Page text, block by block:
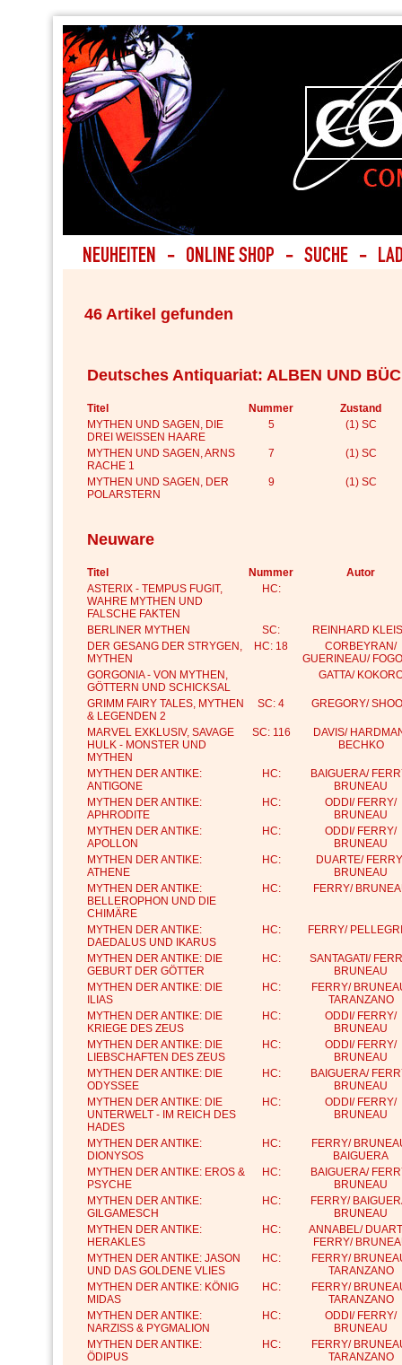
46 Artikel gefunden
Deutsches Antiquariat: ALBEN UND
Titel Nummer
Zustand
MYTHEN UND SAGEN, DIE
DREI WEISSEN HAARE
5 (1) SC
MYTHEN UND SAGEN, ARNS
RACHE 1
7 (1) SC
MYTHEN UND SAGEN, DER
POLARSTERN
9 (1) SC
Neuware
Titel Nummer
Autor
ASTERIX - TEMPUS FUGIT,
WAHRE MYTHEN UND
FALSCHE FAKTEN
HC:
BERLINER MYTHEN SC:
REINHARD
DER GESANG DER STRYGEN,
MYTHEN
HC: 18
CORBEYRAN/
GUERINEAU/
GORGONIA - VON MYTHEN,
GÖTTERN UND SCHICKSAL
GATTA/
GRIMM FAIRY TALES, MYTHEN
& LEGENDEN 2
SC: 4 GREGORY/
MARVEL EXKLUSIV, SAVAGE
HULK - MONSTER UND
MYTHEN
SC: 116
DAVIS/
BECHKO
MYTHEN DER ANTIKE:
ANTIGONE
HC:
BAIGUERA/
BRUNEAU
MYTHEN DER ANTIKE:
APHRODITE
HC:
ODDI/ FERRY/
BRUNEAU
MYTHEN DER ANTIKE:
APOLLON
HC:
ODDI/ FERRY/
BRUNEAU
MYTHEN DER ANTIKE:
ATHENE
HC:
DUARTE/
BRUNEAU
MYTHEN DER ANTIKE:
BELLEROPHON UND DIE
CHIMÄRE
HC: FERRY/
MYTHEN DER ANTIKE:
DAEDALUS UND IKARUS
HC: FERRY/
MYTHEN DER ANTIKE: DIE
GEBURT DER GÖTTER
HC:
SANTAGATI/
BRUNEAU
MYTHEN DER ANTIKE: DIE
ILIAS
HC:
FERRY/
TARANZANO
MYTHEN DER ANTIKE: DIE
KRIEGE DES ZEUS
HC:
ODDI/ FERRY/
BRUNEAU
MYTHEN DER ANTIKE: DIE
LIEBSCHAFTEN DES ZEUS
HC:
ODDI/ FERRY/
BRUNEAU
MYTHEN DER ANTIKE: DIE
ODYSSEE
HC:
BAIGUERA/
BRUNEAU
MYTHEN DER ANTIKE: DIE
UNTERWELT - IM REICH DES
HADES
HC:
ODDI/ FERRY/
BRUNEAU
MYTHEN DER ANTIKE:
DIONYSOS
HC:
FERRY/
BAIGUERA
MYTHEN DER ANTIKE: EROS &
PSYCHE
HC:
BAIGUERA/
BRUNEAU
MYTHEN DER ANTIKE:
GILGAMESCH
HC:
FERRY/
BRUNEAU
MYTHEN DER ANTIKE:
HERAKLES
HC:
ANNABEL/
FERRY/
MYTHEN DER ANTIKE: JASON
UND DAS GOLDENE VLIES
HC:
FERRY/
TARANZANO
MYTHEN DER ANTIKE: KÖNIG
MIDAS
HC:
FERRY/
TARANZANO
MYTHEN DER ANTIKE:
NARZISS & PYGMALION
HC:
ODDI/ FERRY/
BRUNEAU
MYTHEN DER ANTIKE:
ÖDIPUS
HC:
FERRY/
TARANZANO